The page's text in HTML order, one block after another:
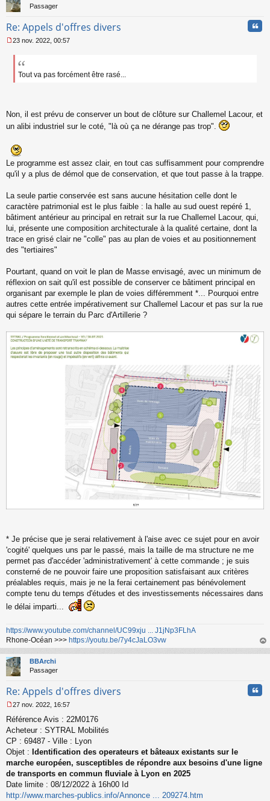
Passager
Re: Appels d'offres divers
e
a
o
n
u
23 nov. 2022, 00:57
Tout va pas forcément être rasé...
Non, il est prévu de conserver un bout de clôture sur Challemel Lacour, et
un alibi industriel sur le coté, "là où ça ne dérange pas trop".
Le programme est assez clair, en tout cas suffisamment pour comprendre
qu'il y a plus de démol que de conservation, et que tout passe à la trappe.
La seule partie conservée est sans aucune hésitation celle dont le
caractère patrimonial est le plus faible : la halle au sud ouest repéré 1,
bâtiment antérieur au principal en retrait sur la rue Challemel Lacour, qui,
lui, présente une composition architecturale à la qualité certaine, dont la
trace en grisé clair ne "colle" pas au plan de voies et au positionnement
des "tertiaires"
Pourtant, quand on voit le plan de Masse envisagé, avec un minimum de
réflexion on sait qu'il est possible de conserver ce bâtiment principal en
organisant par exemple le plan de voies différemment *... Pourquoi entre
autres cette entrée impérativement sur Challemel Lacour et pas sur la rue
qui sépare le terrain du Parc d'Artillerie ?
* Je précise que je serai relativement à l'aise avec ce sujet pour en avoir
'cogité' quelques uns par le passé, mais la taille de ma structure ne me
permet pas d'accéder 'administrativement' à cette commande ; je suis
consterné de ne pouvoir faire une proposition satisfaisant aux critères
préalables requis, mais je ne la ferai certainement pas bénévolement
compte tenu du temps d'études et des investissements nécessaires dans
le délai imparti...
https://www.youtube.com/channel/UC99xju ... J1jNp3FLhA
Rhone-Océan >>> https://youtu.be/7y4cJaLO3vw
au
BBArchi
Passager
Re: Appels d'offres divers
e
s
s
a
g
e
n
o
n
27 nov. 2022, 16:57
Référence Avis : 22M0176
Acheteur : SYTRAL Mobilités
CP : 69487 - Ville : Lyon
Objet : Identification des operateurs et bâteaux existants sur le
marche européen, susceptibles de répondre aux besoins d'une ligne
de transports en commun fluviale à Lyon en 2025
Date limite : 08/12/2022 à 16h00 Id
http://www.marches-publics.info/Annonce ... 209274.htm